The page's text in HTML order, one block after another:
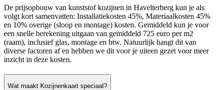
De prijsopbouw van kunststof kozijnen in Havelterberg kun je als
volgt kort samenvatten: Installatiekosten 45%, Materiaalkosten 45%
en 10% overige (sloop en montage) kosten. Gemiddeld kun je voor
een snelle berekening uitgaan van gemiddeld 725 euro per m2
(raam), inclusief glas, montage en btw. Natuurlijk hangt dit van
diverse factoren af en hebben we dit voor je uiteen gezet voor meer
inzicht in deze kosten.
Wat maakt Kozijnenkaart speciaal?